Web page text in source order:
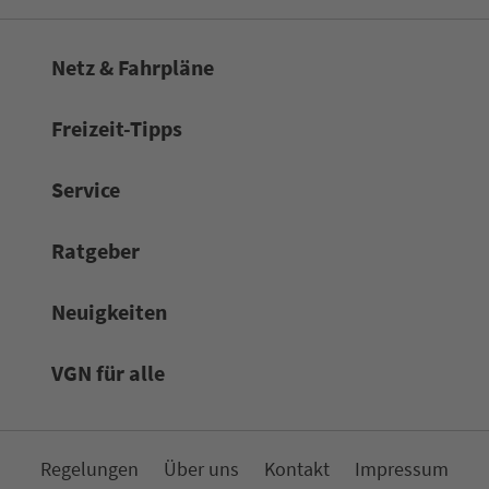
Netz & Fahrpläne
Frei­zeit-Tipps
Service
Rat­ge­ber
Neuigkeiten
VGN für alle
Re­ge­lungen Über uns Kon­takt Impressum